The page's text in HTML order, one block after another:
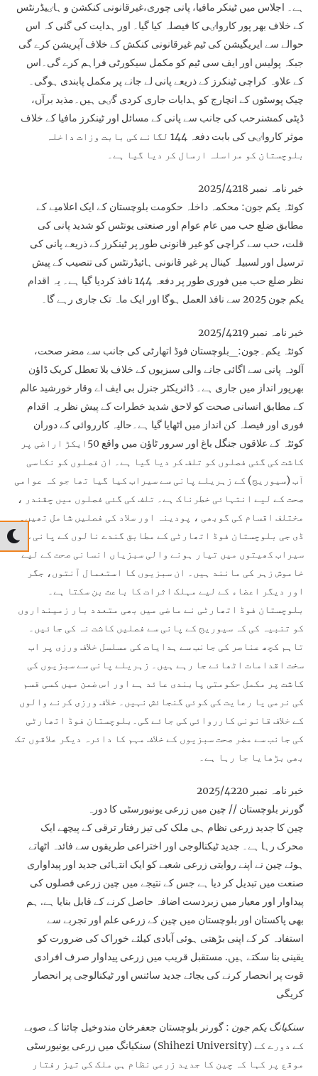
ہے۔ اجلاس میں ٹینکر مافیا، پانی چوری،غیرقانونی کنکشن و ہاٸیڈرنٹس
کے خلاف بھر پور کارواٸی کا فیصلہ کیا گیا۔ اور ہدایت کی گئی کہ اس
حوالے سے ایریگیشن کی ٹیم غیرقانونی کنکش کے خلاف آپریشن کرے گی
جبکہ پولیس اور ایف سی ٹیم کو مکمل سیکورٹی فراہم کرے گی۔اس
کے علاوہ کراچی ٹینکرز کے ذریعے پانی لے جانے پر مکمل پابندی ہوگی۔
چیک پوسٹوں کے انچارج کو ہدایات جاری کردی گٸی ہیں۔مذید برآں،
ڈپٹی کمشنرحب کی جانب سے پانی کے مسائل اور ٹینکرز مافیا کے خلاف
موثر کارواٸی کی بابت دفعہ 144 لگانے کی بابت وزات داخلہ
بلوچستان کو مراسلہ ارسال کر دیا گیا ہے۔
خبر نامہ نمبر 2025/4218
کوئٹہ یکم جون: محکمہ داخلہ حکومت بلوچستان کے ایک اعلامیے کے
مطابق ضلع حب میں عام عوام اور صنعتی یونٹس کو شدید پانی کی
قلت، حب سے کراچی کو غیر قانونی طور پر ٹینکرز کے ذریعے پانی کی
ترسیل اور لسبیلہ کینال پر غیر قانونی ہائیڈرنٹس کی تنصیب کے پیش
نظر ضلع حب میں فوری طور پر دفعہ 144 نافذ کردیا گیا ہے۔ یہ اقدام
یکم جون 2025 سے نافذ العمل ہوگا اور ایک ماہ تک جاری رہے گا۔
خبر نامہ نمبر 2025/4219
کوئٹہ یکم۔جون:_بلوچستان فوڈ اتھارٹی کی جانب سے مضر صحت،
آلودہ پانی سے اگائی جانے والی سبزیوں کے خلاف بلا تعطل کریک ڈاؤن
بھرپور انداز میں جاری ہے۔ ڈائریکٹر جنرل بی ایف اے وقار خورشید عالم
کے مطابق انسانی صحت کو لاحق شدید خطرات کے پیش نظر یہ اقدام
فوری اور فیصلہ کن انداز میں اٹھایا گیا ہے۔حالیہ کارروائی کے دوران
کوئٹہ کے علاقوں جنگل باغ اور سرور ٹاؤن میں واقع 50ایکڑ اراضی پر
کاشت کی گئی فصلوں کو تلف کر دیا گیا ہے۔ ان فصلوں کو نکاسی
آب (سیوریج) کے زہریلے پانی سے سیراب کیا گیا تھا جو کہ عوامی
صحت کے لیے انتہائی خطرناک ہے۔ تلف کی گئی فصلوں میں چقندر ،
مختلف اقسام کی گوبھی ، پودینہ اور سلاد کی فصلیں شامل تھیں۔
ڈی جی بلوچستان فوڈ اتھارٹی کے مطابق گندے نالوں کے پانی سے
سیراب کھیتوں میں تیار ہونے والی سبزیاں انسانی صحت کے لیے
خاموش زہر کی مانند ہیں۔ ان سبزیوں کا استعمال آنتوں، جگر
اور دیگر اعضاء کے لیے مہلک اثرات کا باعث بن سکتا ہے۔
بلوچستان فوڈ اتھارٹی نے ماضی میں بھی متعدد بار زمینداروں
کو تنبیہ کی کہ سیوریج کے پانی سے فصلیں کاشت نہ کی جائیں۔
تاہم کچھ عناصر کی جانب سے ہدایات کی مسلسل خلاف ورزی پر اب
سخت اقدامات اٹھائے جا رہے ہیں۔ زہریلے پانی سے سبزیوں کی
کاشت پر مکمل حکومتی پابندی عائد ہے اور اس ضمن میں کسی قسم
کی نرمی یا رعایت کی کوئی گنجائش نہیں۔ خلاف ورزی کرنے والوں
کے خلاف قانونی کارروائی کی جائے گی۔بلوچستان فوڈ اتھارٹی
کی جانب سے مضر صحت سبزیوں کے خلاف مہم کا دائرہ دیگر علاقوں تک
بھی بڑھایا جا رہا ہے۔
خبر نامہ نمبر 2025/4220
گورنر بلوچستان // چین میں زرعی یونیورسٹی کا دورہ
چین کا جدید زرعی نظام ہی ملک کی تیز رفتار ترقی کے پیچھے ایک
محرک رہا ہے۔ جدید ٹیکنالوجی اور اختراعی طریقوں سے فائدہ اٹھاتے
ہوئے چین نے اپنے روایتی زرعی شعبے کو ایک انتہائی جدید اور پیداواری
صنعت میں تبدیل کر دیا ہے جس کے نتیجے میں چین زرعی فصلوں کی
پیداوار اور معیار میں زبردست اضافہ حاصل کرنے کے قابل بنایا ہے. ہم
بھی پاکستان اور بلوچستان میں چین کے زرعی علم اور تجربے سے
استفادہ کر کے اپنی بڑھتی ہوئی آبادی کیلئے خوراک کی ضرورت کو
یقینی بنا سکتے ہیں. مستقبل قریب میں زرعی پیداوار صرف افرادی
قوت پر انحصار کرنے کی بجائے جدید سائنس اور ٹیکنالوجی پر انحصار
کریگی
سنکیانگ یکم جون : گورنر بلوچستان جعفرخان مندوخیل چائنا کے صوبے
سنکیانگ میں زرعی یونیورسٹی (Shihezi University) کے دورے کے
موقع پر کہا کہ چین کا جدید زرعی نظام ہی ملک کی تیز رفتار